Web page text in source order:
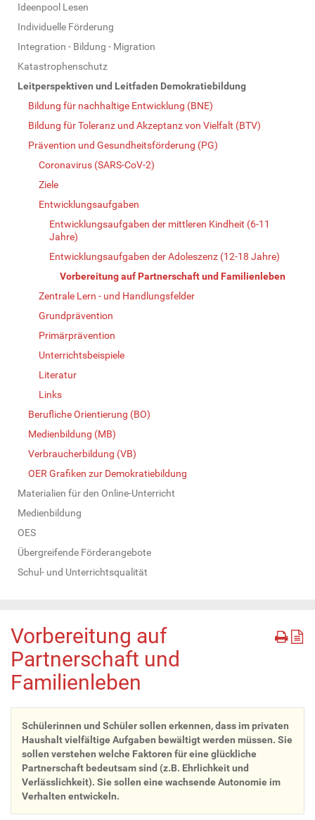
Ideenpool Lesen
Individuelle Förderung
Integration - Bildung - Migration
Katastrophenschutz
Leitperspektiven und Leitfaden Demokratiebildung
Bildung für nachhaltige Entwicklung (BNE)
Bildung für Toleranz und Akzeptanz von Vielfalt (BTV)
Prävention und Gesundheitsförderung (PG)
Coronavirus (SARS-CoV-2)
Ziele
Entwicklungsaufgaben
Entwicklungsaufgaben der mittleren Kindheit (6-11
Jahre)
Entwicklungsaufgaben der Adoleszenz (12-18 Jahre)
Vorbereitung auf Partnerschaft und Familienleben
Zentrale Lern - und Handlungsfelder
Grundprävention
Primärprävention
Unterrichtsbeispiele
Literatur
Links
Berufliche Orientierung (BO)
Medienbildung (MB)
Verbraucherbildung (VB)
OER Grafiken zur Demokratiebildung
Materialien für den Online-Unterricht
Medienbildung
OES
Übergreifende Förderangebote
Schul- und Unterrichtsqualität
Vorbereitung auf
Partnerschaft und
Familienleben
Schülerinnen und Schüler sollen erkennen, dass im privaten
Haushalt vielfältige Aufgaben bewältigt werden müssen. Sie
sollen verstehen welche Faktoren für eine glückliche
Partnerschaft bedeutsam sind (z.B. Ehrlichkeit und
Verlässlichkeit). Sie sollen eine wachsende Autonomie im
Verhalten entwickeln.